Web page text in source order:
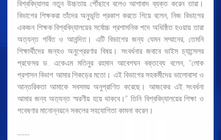
বিশ্ববিদ্যালয় নতুন উচ্চতায় পৌঁছাবে বলেও আশাবাদ ব্যক্ত করেন তারা।
বিভাগের শিক্ষকরা তাঁদের অনুভূতি প্রকাশ করতে গিয়ে বলেন, নিজ বিভাগের
একজন শিক্ষক বিশ্ববিদ্যালয়ের সর্বোচ্চ প্রশাসনিক পদে অধিষ্ঠিত হওয়ায় তারা
অত্যন্ত গর্বিত ও আনন্দিত। এটি বিভাগের জন্য যেমন সম্মানের, তেমনি
শিক্ষার্থীদের জন্যও অনুপ্রেরণার বিষয়। সংবর্ধনার জবাবে ভাইস চ্যান্সেলর
প্রফেসর ড. একেএম মতিনুর রহমান আবেগঘন বক্তব্যে বলেন, “লোক
প্রশাসন বিভাগ আমার শিকড়ের মতো। এই বিভাগের সহকর্মীদের ভালোবাসা ও
আন্তরিকতা আমাকে সবসময় অনুপ্রাণিত করেছে। আজকের এই সংবর্ধনা
আমার জন্য অত্যন্ত স্মরণীয় হয়ে থাকবে।” তিনি বিশ্ববিদ্যালয়ের শিক্ষা ও
গবেষণার মানোন্নয়নে সকলের সহযোগিতা কামনা করেন।
-----